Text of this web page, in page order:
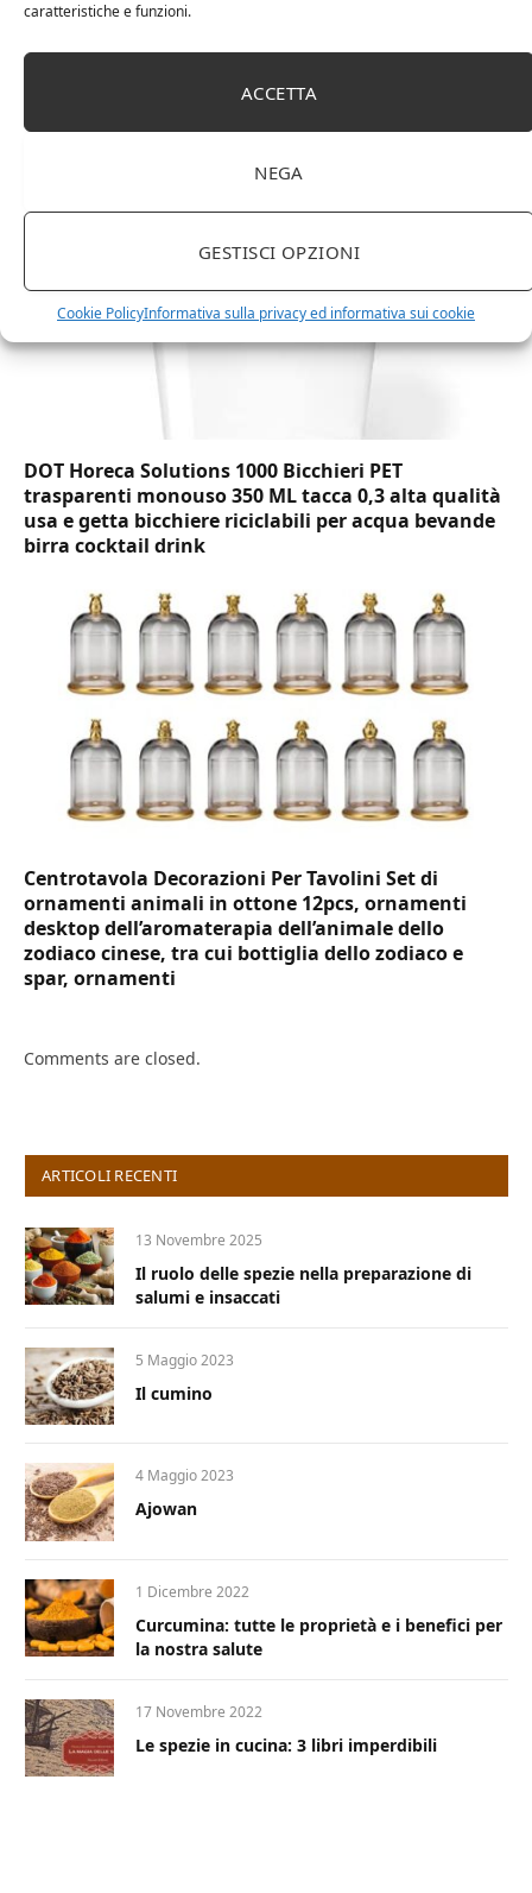
caratteristiche e funzioni.
ACCETTA
NEGA
GESTISCI OPZIONI
Cookie PolicyInformativa sulla privacy ed informativa sui cookie
Amazon Basics Martin – Libreria, 35 x 114 x 78 cm
marchio Movian)
DOT Horeca Solutions 1000 Bicchieri PET
trasparenti monouso 350 ML tacca 0,3 alta qualità
usa e getta bicchiere riciclabili per acqua bevande
birra cocktail drink
Centrotavola Decorazioni Per Tavolini Set di
ornamenti animali in ottone 12pcs, ornamenti
desktop dell’aromaterapia dell’animale dello
zodiaco cinese, tra cui bottiglia dello zodiaco e
spar, ornamenti
Comments are closed.
ARTICOLI RECENTI
13 Novembre 2025
Il ruolo delle spezie nella preparazione di
salumi e insaccati
5 Maggio 2023
Il cumino
4 Maggio 2023
Ajowan
1 Dicembre 2022
Curcumina: tutte le proprietà e i benefici per
la nostra salute
17 Novembre 2022
Le spezie in cucina: 3 libri imperdibili